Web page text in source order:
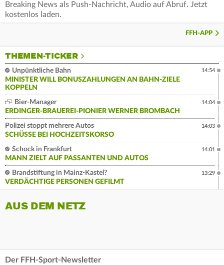
Breaking News als Push-Nachricht, Audio auf Abruf. Jetzt
kostenlos laden.
FFH-APP
THEMEN-TICKER
Unpünktliche Bahn
MINISTER WILL BONUSZAHLUNGEN AN BAHN-ZIELE
KOPPELN
14:54
Bier-Manager
ERDINGER-BRAUEREI-PIONIER WERNER BROMBACH
14:04
Polizei stoppt mehrere Autos
SCHÜSSE BEI HOCHZEITSKORSO
14:03
Schock in Frankfurt
MANN ZIELT AUF PASSANTEN UND AUTOS
14:01
Brandstiftung in Mainz-Kastel?
VERDÄCHTIGE PERSONEN GEFILMT
13:29
AUS DEM NETZ
Der FFH-Sport-Newsletter